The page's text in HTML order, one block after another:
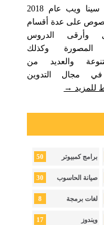
تأسس موقع سينا ويب عام 2018
على عدة أقسام
وأرقى الدروس
المصورة وكذلك
والعديد من
في مجال التدوين
للمزيد →
برامج كمبيوتر 50
صيانة الحاسوب 30
لغات برمجة 8
ويندوز 17